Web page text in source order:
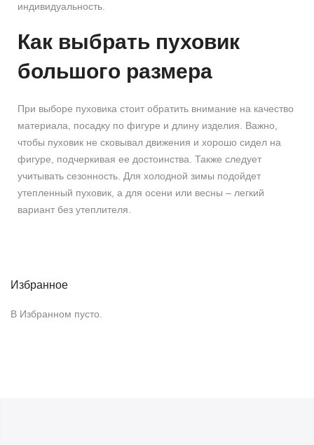
индивидуальность.
Как выбрать пуховик
большого размера
При выборе пуховика стоит обратить внимание на качество
материала, посадку по фигуре и длину изделия. Важно,
чтобы пуховик не сковывал движения и хорошо сидел на
фигуре, подчеркивая ее достоинства. Также следует
учитывать сезонность. Для холодной зимы подойдет
утепленный пуховик, а для осени или весны – легкий
вариант без утеплителя.
Избранное
В Избранном пусто.